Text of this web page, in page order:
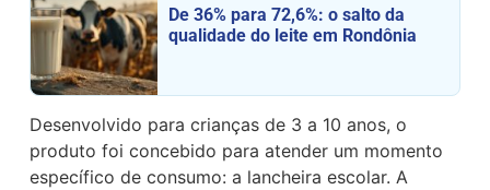
De 36% para 72,6%: o salto da
qualidade do leite em Rondônia
Desenvolvido para crianças de 3 a 10 anos, o
produto foi concebido para atender um momento
específico de consumo: a lancheira escolar. A